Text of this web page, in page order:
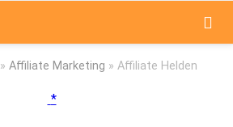
» Affiliate Marketing » Affiliate Helden